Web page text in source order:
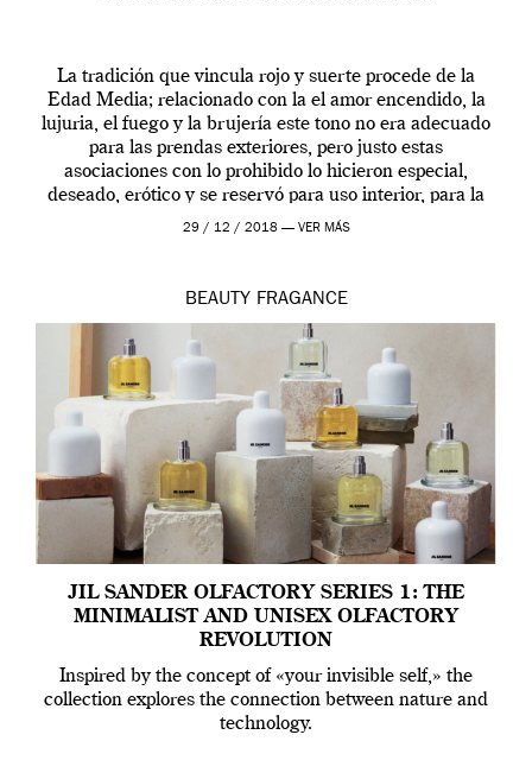
La tradición que vincula rojo y suerte procede de la
Edad Media; relacionado con la el amor encendido, la
lujuria, el fuego y la brujería este tono no era adecuado
para las prendas exteriores, pero justo estas
asociaciones con lo prohibido lo hicieron especial,
deseado, erótico y se reservó para uso interior, para la
ropa […]
29 / 12 / 2018 — VER MÁS
BEAUTY FRAGANCE
JIL SANDER OLFACTORY SERIES 1: THE
MINIMALIST AND UNISEX OLFACTORY
REVOLUTION
Inspired by the concept of «your invisible self,» the
collection explores the connection between nature and
technology.